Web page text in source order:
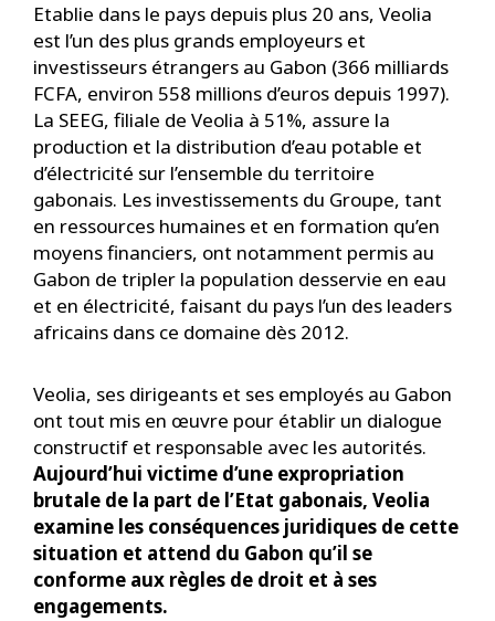
Etablie dans le pays depuis plus 20 ans, Veolia
est l’un des plus grands employeurs et
investisseurs étrangers au Gabon (366 milliards
FCFA, environ 558 millions d’euros depuis 1997).
La SEEG, filiale de Veolia à 51%, assure la
production et la distribution d’eau potable et
d’électricité sur l’ensemble du territoire
gabonais. Les investissements du Groupe, tant
en ressources humaines et en formation qu’en
moyens financiers, ont notamment permis au
Gabon de tripler la population desservie en eau
et en électricité, faisant du pays l’un des leaders
africains dans ce domaine dès 2012.
Veolia, ses dirigeants et ses employés au Gabon
ont tout mis en œuvre pour établir un dialogue
constructif et responsable avec les autorités.
Aujourd’hui victime d’une expropriation
brutale de la part de l’Etat gabonais, Veolia
examine les conséquences juridiques de cette
situation et attend du Gabon qu’il se
conforme aux règles de droit et à ses
engagements.